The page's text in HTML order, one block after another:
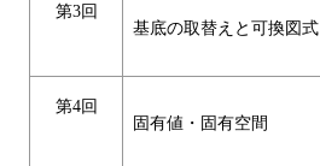
第3回
基底の取替えと可換図式
第4回
固有値・固有空間